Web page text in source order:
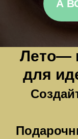
Лето—
для